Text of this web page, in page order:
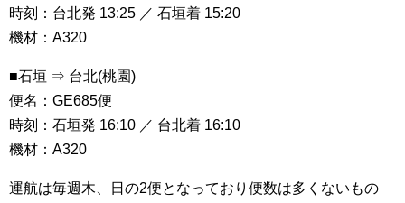
時刻：台北発 13:25 ／ 石垣着 15:20
機材：A320
■石垣 ⇒ 台北(桃園)
便名：GE685便
時刻：石垣発 16:10 ／ 台北着 16:10
機材：A320
運航は毎週木、日の2便となっており便数は多くないもの